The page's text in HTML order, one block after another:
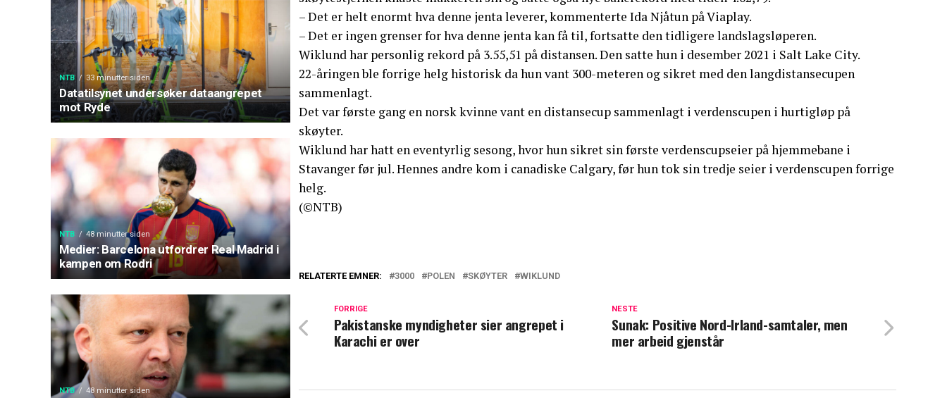
NTB 33 minutter siden
Datatilsynet undersøker dataangrepet
mot Ryde
NTB 48 minutter siden
Medier: Barcelona utfordrer Real Madrid i
kampen om Rodri
NTB 48 minutter siden
– Det er helt enormt hva denne jenta leverer, kommenterte Ida Njåtun på Viaplay.
– Det er ingen grenser for hva denne jenta kan få til, fortsatte den tidligere landslagsløperen.
Wiklund har personlig rekord på 3.55,51 på distansen. Den satte hun i desember 2021 i Salt Lake City.
22-åringen ble forrige helg historisk da hun vant 300-meteren og sikret med den langdistansecupen
sammenlagt.
Det var første gang en norsk kvinne vant en distansecup sammenlagt i verdenscupen i hurtigløp på
skøyter.
Wiklund har hatt en eventyrlig sesong, hvor hun sikret sin første verdenscupseier på hjemmebane i
Stavanger før jul. Hennes andre kom i canadiske Calgary, før hun tok sin tredje seier i verdenscupen forrige
helg.
(©NTB)
RELATERTE EMNER: 3000 POLEN SKØYTER WIKLUND
NESTE
Sunak: Positive Nord-Irland-samtaler, men
mer arbeid gjenstår
FORRIGE
Pakistanske myndigheter sier angrepet i
Karachi er over